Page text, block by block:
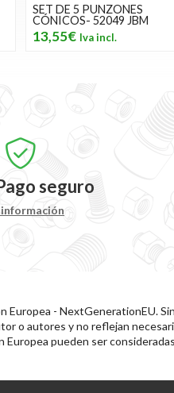
SET DE 5 PUNZONES
CÓNICOS- 52049 JBM
13,55€
seguro
información
Europea - NextGenerationEU.
o autores y no reflejan
Europea pueden ser